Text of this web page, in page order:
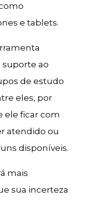
e tablets.
suporte ao
de estudo
eles, por
ele ficar com
atendido ou
disponíveis.
mais
sua incerteza